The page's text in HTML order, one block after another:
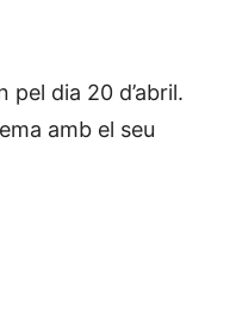
pel dia 20 d’abril.
amb el seu